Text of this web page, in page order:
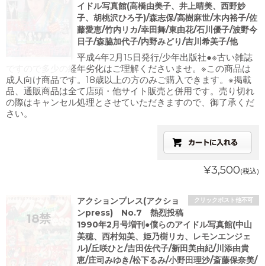
イドル写真館(高橋由美子、井上晴美、西野妙
子、胡桃沢ひろ子)/森志保/高樹麻世/木内裕子/佐
藤愛恵/竹内リカ/幸田舞/東由花/石川優子/波野今
日子/森脇加代子/内野みどり/吉川希美子/他
平成4年2月15日発行/少年出版社●※古い雑誌
ですので多少の経年劣化はご理解くださいませ。※この商品は
成人向け商品です。18歳以上の方のみご購入できます。※掲載
品、通販商品は全て店頭・他サイト販売と併用です。売り切れ
の際はキャンセル処理とさせていただきますので、御了承くだ
さい。
¥3,500(税込)
クリックポスト他不可
アクションプレス(アクショ
ンpress) No.7 熱烈投稿
1990年2月号増刊●僕らのアイドル写真館(中山
美穂、西村知美、姫乃樹リカ、レモンエンジェ
ル)/丘咲ひと/吉田佐代子/新田美由紀/川添由貴
恵/庄司みゆき/松下るみ/小野田理沙/斎藤保奈美/